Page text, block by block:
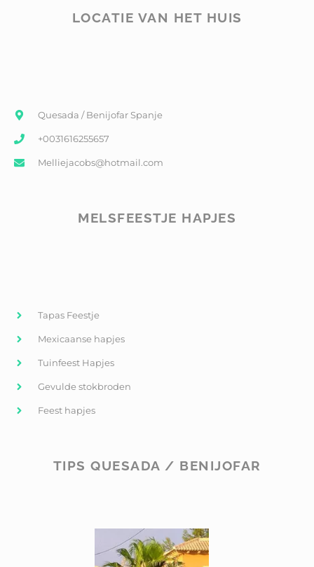
LOCATIE VAN HET HUIS
Quesada / Benijofar Spanje
+0031616255657
Melliejacobs@hotmail.com
MELSFEESTJE HAPJES
Tapas Feestje
Mexicaanse hapjes
Tuinfeest Hapjes
Gevulde stokbroden
Feest hapjes
TIPS QUESADA / BENIJOFAR